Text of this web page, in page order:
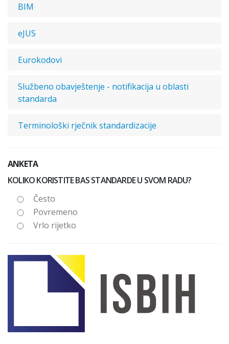
BIM
eJUS
Eurokodovi
Službeno obavještenje - notifikacija u oblasti
standarda
Terminološki rječnik standardizacije
ANKETA
KOLIKO KORISTITE BAS STANDARDE U SVOM RADU?
Često
Povremeno
Vrlo rijetko